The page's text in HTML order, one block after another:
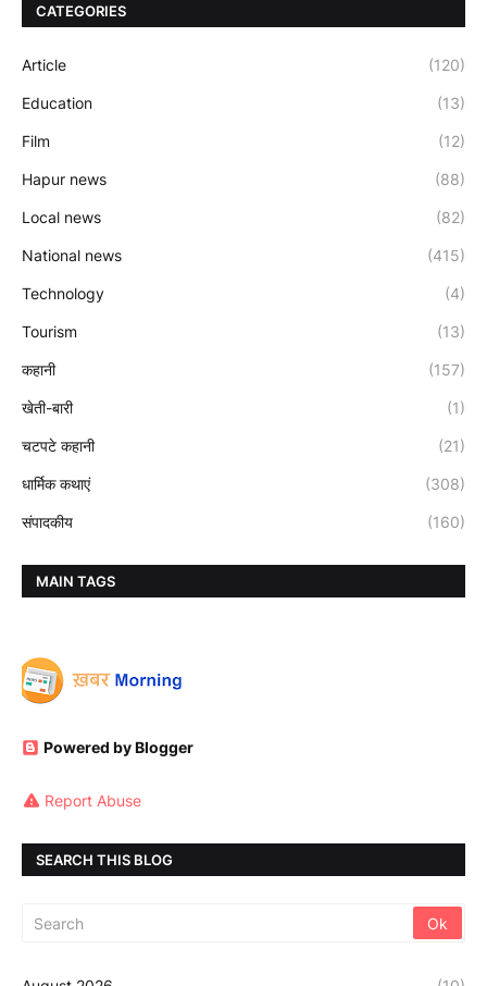
CATEGORIES
Article (120)
Education (13)
Film (12)
Hapur news (88)
Local news (82)
National news (415)
Technology (4)
Tourism (13)
कहानी (157)
खेती-बारी (1)
चटपटे कहानी (21)
धार्मिक कथाएं (308)
संपादकीय (160)
MAIN TAGS
Powered by Blogger
Report Abuse
SEARCH THIS BLOG